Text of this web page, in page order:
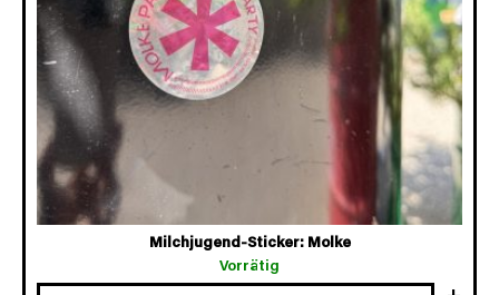
Milchjugend-Sticker: Molke
Vorrätig